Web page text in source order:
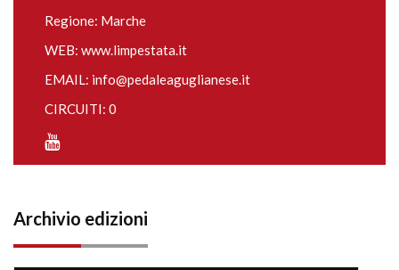
Regione: Marche
WEB: www.limpestata.it
EMAIL: info@pedaleaguglianese.it
CIRCUITI: 0
Archivio edizioni